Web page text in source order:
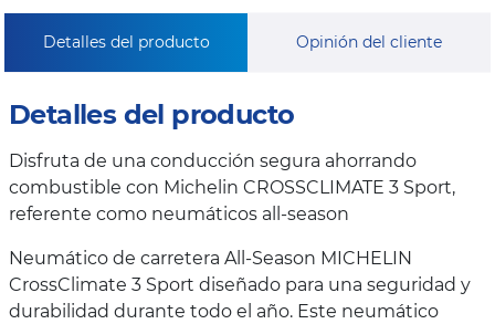
Detalles del producto Opinión del cliente
Detalles del producto
Disfruta de una conducción segura ahorrando
combustible con Michelin CROSSCLIMATE 3 Sport,
referente como neumáticos all-season
Neumático de carretera All-Season MICHELIN
CrossClimate 3 Sport diseñado para una seguridad y
durabilidad durante todo el año. Este neumático